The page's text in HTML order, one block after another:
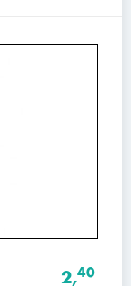
2,40